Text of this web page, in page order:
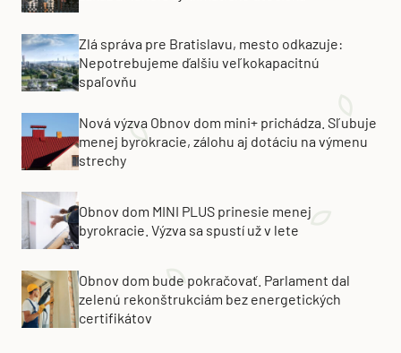
Zlá správa pre Bratislavu, mesto odkazuje:
Nepotrebujeme ďalšiu veľkokapacitnú
spaľovňu
Nová výzva Obnov dom mini+ prichádza. Sľubuje
menej byrokracie, zálohu aj dotáciu na výmenu
strechy
Obnov dom MINI PLUS prinesie menej
byrokracie. Výzva sa spustí už v lete
Obnov dom bude pokračovať. Parlament dal
zelenú rekonštrukciám bez energetických
certifikátov